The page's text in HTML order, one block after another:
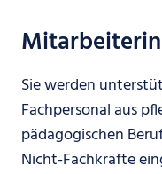
Sie werden
Fachpersonal aus
pädagogischen
Nicht-Fachkräfte